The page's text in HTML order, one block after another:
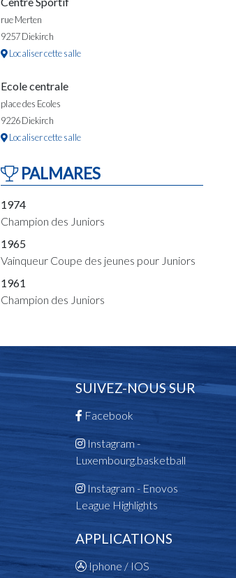
rue Merten
9257 Diekirch
Localiser cette salle
Ecole centrale
place des Ecoles
9226 Diekirch
Localiser cette salle
PALMARES
1974
Champion des Juniors
1965
Vainqueur Coupe des jeunes pour Juniors
1961
Champion des Juniors
SUIVEZ-NOUS SUR
Facebook
Instagram -
Luxembourg.basketball
Instagram - Enovos
League Highlights
APPLICATIONS
Iphone / IOS